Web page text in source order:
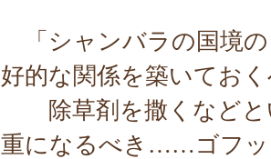
「シャンバラの国境
好的な関係を築いてお
除草剤を撒くなどと
重になるべき……ゴフッ